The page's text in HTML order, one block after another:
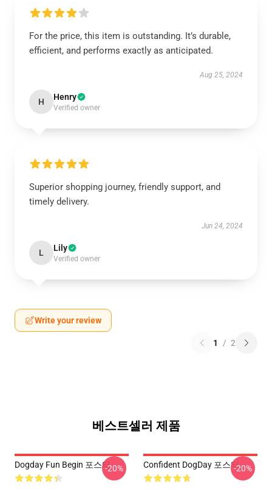
For the price, this item is outstanding. It’s durable,
efficient, and performs exactly as anticipated.
Aug 25, 2024
H Henry
Verified owner
Superior shopping journey, friendly support, and
timely delivery.
Jun 24, 2024
L Lily
Verified owner
Write your review
1 / 2
베스트셀러 제품
Dogday Fun Begin 포스터-20% Confident DogDay 포스터-20%